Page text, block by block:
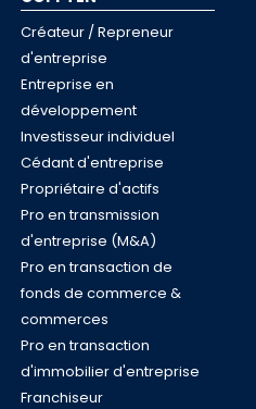
Créateur / Repreneur
d'entreprise
Entreprise en
développement
Investisseur individuel
Cédant d'entreprise
Propriétaire d'actifs
Pro en transmission
d'entreprise (M&A)
Pro en transaction de
fonds de commerce &
commerces
Pro en transaction
d'immobilier d'entreprise
Franchiseur